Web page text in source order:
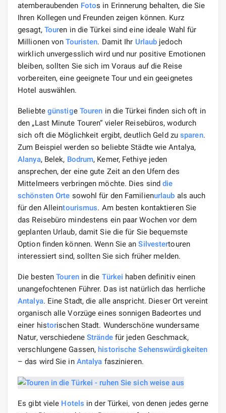
atemberaubenden Fotos in Erinnerung behalten, die Sie
Ihren Kollegen und Freunden zeigen können. Kurz
gesagt, Touren in die Türkei sind eine ideale Wahl für
Millionen vonTouristen. Damit Ihr Urlaub jedoch
wirklich unvergesslich wird und nur positive Emotionen
bleiben, sollten Sie sich im Voraus auf die Reise
vorbereiten, eine geeignete Tour und ein geeignetes
Hotel auswählen.
Beliebte günstige Touren in die Türkei finden sich oft in
den „Last Minute Touren“ vieler Reisebüros, wodurch
sich oft die Möglichkeit ergibt, deutlich Geld zusparen.
Zum Beispiel werden so beliebte Städte wie Antalya,
Alanya, Belek, Bodrum, Kemer, Fethiye jeden
ansprechen, der eine gute Zeit an den Ufern des
Mittelmeers verbringen möchte. Dies sinddie
schönsten Orte sowohl für den Familienurlaub als auch
für den Alleintourismus. Am besten kontaktieren Sie
das Reisebüro mindestens ein paar Wochen vor dem
geplanten Urlaub, damit Sie die für Sie bequemste
Option finden können. Wenn Sie anSilvestertouren
interessiert sind, sollten Sie sich früher melden.
Die bestenTourenin die Türkei haben definitiv einen
unangefochtenen Führer. Das ist natürlich das herrliche
Antalya. Eine Stadt, die alle anspricht. Dieser Ort vereint
organisch alle Vorzüge eines sonnigen Badeortes und
einer historischen Stadt. Wunderschöne wundersame
Natur, verschiedene Strändefür jeden Geschmack,
verschlungene Gassen, historische Sehenswürdigkeiten
– das wird Sie in Antalya faszinieren.
Es gibt viele Hotels in der Türkei, von denen jedes gerne